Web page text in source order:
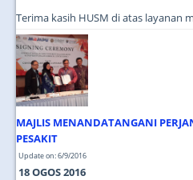
Terima kasih HUSM di atas layanan
MAJLIS MENANDATANGANI
PESAKIT
Update on: 6/9/2016
18 OGOS 2016